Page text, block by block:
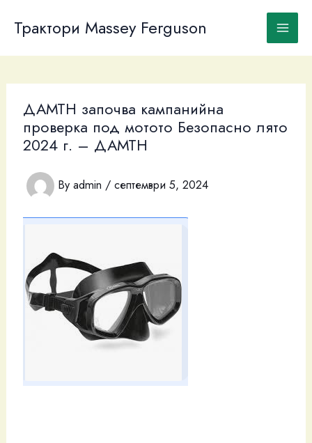
content
Трактори Massey Ferguson
ДАМТН започва кампанийна
проверка под мотото Безопасно лято
2024 г. – ДАМТН
By admin / септември 5, 2024